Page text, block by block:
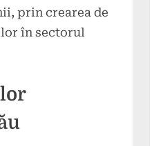
prin crearea de
în sectorul